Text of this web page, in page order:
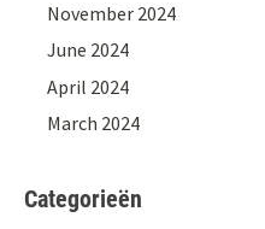
November 2024
June 2024
April 2024
March 2024
Categorieën